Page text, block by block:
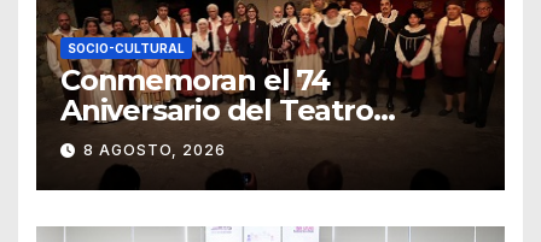
SOCIO-CULTURAL
Conmemoran el 74
Aniversario del Teatro
Universitario con una
representación del
“Retablillo jovial”
8 AGOSTO, 2026